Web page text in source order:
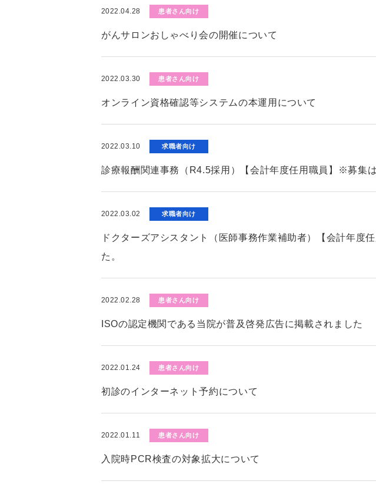
2022.04.28 患者さん向け
がんサロンおしゃべり会の開催について
2022.03.30 患者さん向け
オンライン資格確認等システムの本運用について
2022.03.10 求職者向け
診療報酬関連事務（R4.5採用）【会計年度任用職員】※募集は
2022.03.02 求職者向け
ドクターズアシスタント（医師事務作業補助者）【会計年度
た。
2022.02.28 患者さん向け
ISOの認定機関である当院が普及啓発広告に掲載されました
2022.01.24 患者さん向け
初診のインターネット予約について
2022.01.11 患者さん向け
入院時PCR検査の対象拡大について